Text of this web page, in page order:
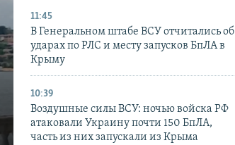
11:45
В Генеральном штабе ВСУ отчитались об
ударах по РЛС и месту запусков БпЛА в
Крыму
10:39
Воздушные силы ВСУ: ночью войска РФ
атаковали Украину почти 150 БпЛА,
часть из них запускали из Крыма